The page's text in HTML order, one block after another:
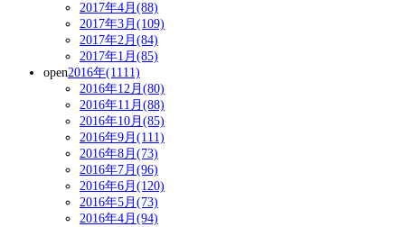
2017年4月(88)
2017年3月(109)
2017年2月(84)
2017年1月(85)
open2016年(1111)
2016年12月(80)
2016年11月(88)
2016年10月(85)
2016年9月(111)
2016年8月(73)
2016年7月(96)
2016年6月(120)
2016年5月(73)
2016年4月(94)